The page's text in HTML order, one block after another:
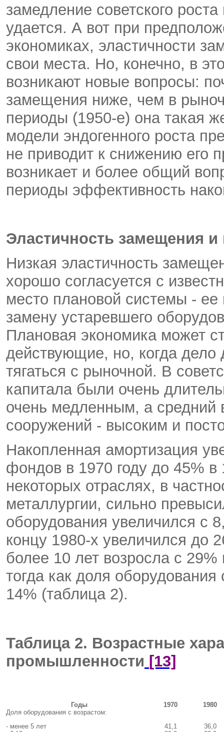
замедление советского
удается. А вот при
экономиках, эластичности
свои места. Но, конечно, в
возникают новые вопросы:
замещения ниже, чем в
периоды (1950-е) она такая
модели эндогенного роста
не приводит к снижению его
возникает и более общий
периоды эффективность
Эластичность замещения
Низкая эластичность
хорошо согласуется с
место плановой системы - ее
замену устаревшего
Плановая экономика может
действующие, но, когда
тягаться с рыночной. В
капитала были очень
очень медленным, а средний
сооружений - высоким и
Накопленная амортизация
фондов в 1970 году до 45%
некоторых отраслях, в
металлургии, сильно
оборудования увеличился с
концу 1980-х увеличился до
более 10 лет возросла с
тогда как доля
14% (таблица 2).
Таблица 2. Возрастные
промышленности [13]
Годы 1970
1980
Доля оборудования с возрастом:
- менее 5 лет
41,1
36,0